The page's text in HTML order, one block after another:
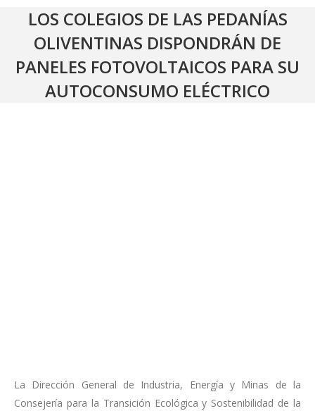
LOS COLEGIOS DE LAS PEDANÍAS
OLIVENTINAS DISPONDRÁN DE
PANELES FOTOVOLTAICOS PARA SU
AUTOCONSUMO ELÉCTRICO
La Dirección General de Industria, Energía y Minas de la
Consejería para la Transición Ecológica y Sostenibilidad de la